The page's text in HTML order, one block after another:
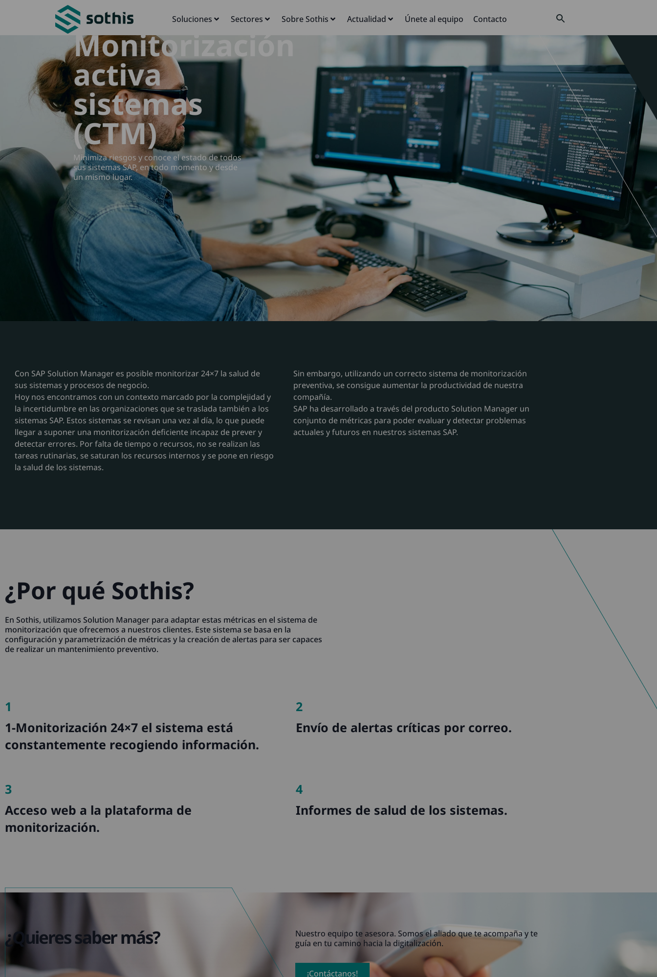
Soluciones Sectores Sobre Sothis Actualidad Únete al equipo Contacto
Monitorización
activa
sistemas
(CTM)
Minimiza riesgos y conoce el estado de todos
sus sistemas SAP, en todo momento y desde
un mismo lugar.
Con SAP Solution Manager es posible monitorizar 24×7 la salud de
sus sistemas y procesos de negocio.
Hoy nos encontramos con un contexto marcado por la complejidad y
la incertidumbre en las organizaciones que se traslada también a los
sistemas SAP. Estos sistemas se revisan una vez al día, lo que puede
llegar a suponer una monitorización deficiente incapaz de prever y
detectar errores. Por falta de tiempo o recursos, no se realizan las
tareas rutinarias, se saturan los recursos internos y se pone en riesgo
la salud de los sistemas.
Sin embargo, utilizando un correcto sistema de monitorización
preventiva, se consigue aumentar la productividad de nuestra
compañía.
SAP ha desarrollado a través del producto Solution Manager un
conjunto de métricas para poder evaluar y detectar problemas
actuales y futuros en nuestros sistemas SAP.
¿Por qué Sothis?
En Sothis, utilizamos Solution Manager para adaptar estas métricas en el sistema de
monitorización que ofrecemos a nuestros clientes. Este sistema se basa en la
configuración y parametrización de métricas y la creación de alertas para ser capaces
de realizar un mantenimiento preventivo.
1
1-Monitorización 24×7 el sistema está
constantemente recogiendo información.
2
Envío de alertas críticas por correo.
3
Acceso web a la plataforma de
monitorización.
4
Informes de salud de los sistemas.
¿Quieres saber más?
Nuestro equipo te asesora. Somos el aliado que te acompaña y te
guía en tu camino hacia la digitalización.
¡Contáctanos!